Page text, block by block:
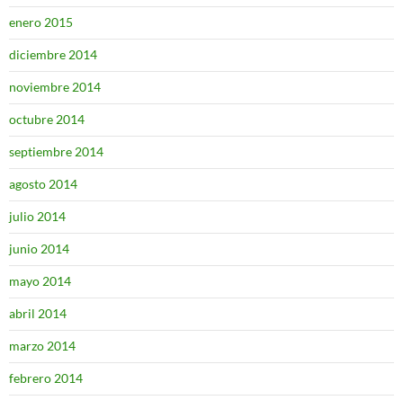
enero 2015
diciembre 2014
noviembre 2014
octubre 2014
septiembre 2014
agosto 2014
julio 2014
junio 2014
mayo 2014
abril 2014
marzo 2014
febrero 2014